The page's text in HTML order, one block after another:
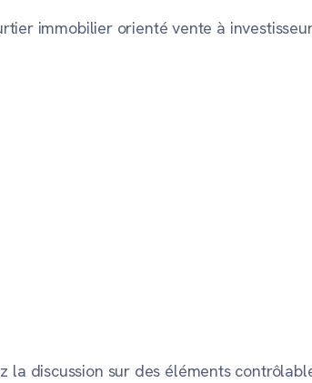
immobilier orienté vente à
discussion sur des éléments